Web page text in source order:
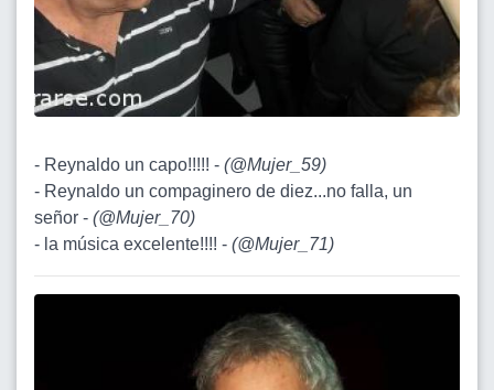
- Reynaldo un capo!!!!! - (@Mujer_59)
- Reynaldo un compaginero de diez...no falla, un
señor - (@Mujer_70)
- la música excelente!!!! - (@Mujer_71)